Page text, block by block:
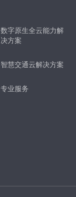
数字原生全云能力解
决方案
智慧交通云解决方案
专业服务